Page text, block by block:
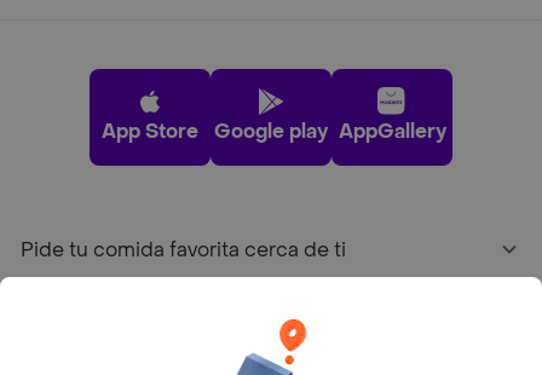
App Store Google play AppGallery
Pide tu comida favorita cerca de ti